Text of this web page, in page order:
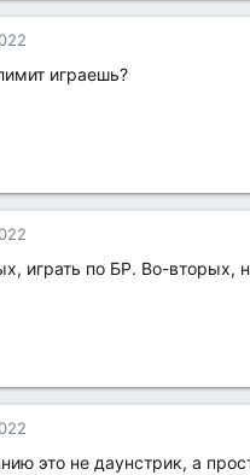
играешь?
играть по БР. Во-вторых,
это не даунстрик, а